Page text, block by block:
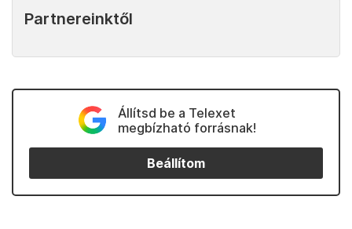
Partnereinktől
Állítsd be a Telexet
megbízható forrásnak!
Beállítom